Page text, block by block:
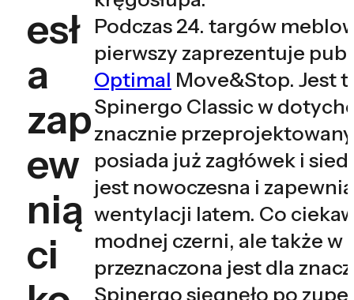
esł
a
zap
ew
nią
ci
Podczas 24. targów
pierwszy zaprezentuje
Optimal Move&Stop. Jest
Spinergo Classic w
znacznie
posiada już zagłówek i
jest nowoczesna i
wentylacji latem. Co
modnej czerni, ale także
przeznaczona jest dla
Spinergo sięgnęło po